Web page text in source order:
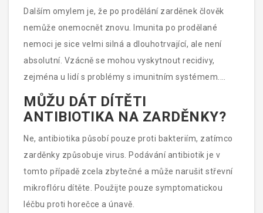
„musí prožít“, je zodpovědné pouze vůči svému dítěti,
ale ne vůči komunitě.
Dalším omylem je, že po prodělání zarděnek člověk
nemůže onemocnět znovu. Imunita po prodělané
nemoci je sice velmi silná a dlouhotrvající, ale není
absolutní. Vzácně se mohou vyskytnout recidivy,
zejména u lidí s problémy s imunitním systémem.
Očkování je v tomto ohledu spolehlivější metodou
získání imunity.
MŮŽU DÁT DÍTĚTI
ANTIBIOTIKA NA ZARDĚNKY?
Ne, antibiotika působí pouze proti bakteriím, zatímco
zarděnky způsobuje virus. Podávání antibiotik je v
tomto případě zcela zbytečné a může narušit střevní
mikroflóru dítěte. Použijte pouze symptomatickou
léčbu proti horečce a únavě.